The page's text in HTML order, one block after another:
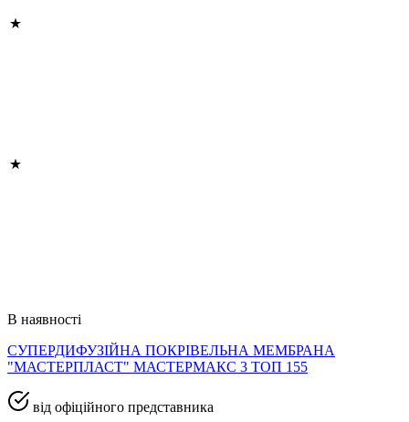
В наявності
СУПЕРДИФУЗІЙНА ПОКРІВЕЛЬНА МЕМБРАНА
"МАСТЕРПЛАСТ" МАСТЕРМАКС 3 ТОП 155
від офіційного представника